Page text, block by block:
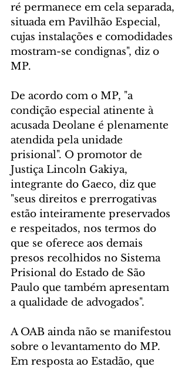
ré permanece em cela separada,
situada em Pavilhão Especial,
cujas instalações e comodidades
mostram-se condignas", diz o
MP.
De acordo com o MP, "a
condição especial atinente à
acusada Deolane é plenamente
atendida pela unidade
prisional". O promotor de
Justiça Lincoln Gakiya,
integrante do Gaeco, diz que
"seus direitos e prerrogativas
estão inteiramente preservados
e respeitados, nos termos do
que se oferece aos demais
presos recolhidos no Sistema
Prisional do Estado de São
Paulo que também apresentam
a qualidade de advogados".
A OAB ainda não se manifestou
sobre o levantamento do MP.
Em resposta ao Estadão, que